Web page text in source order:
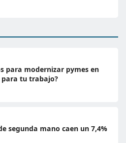
para modernizar pymes en
para tu trabajo?
segunda mano caen un 7,4%